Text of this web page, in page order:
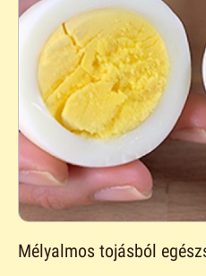
Mélyalmos tojásból